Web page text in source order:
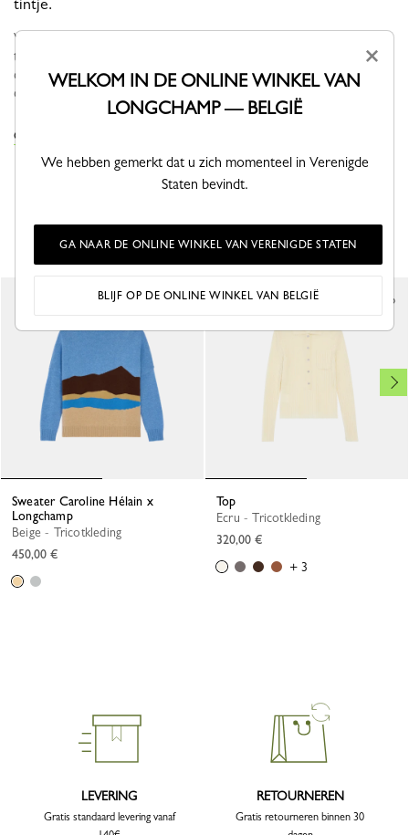
tintje.
Voor de herfst-wintercollectie 2026 vergezelt Longchamp ready-
to-wear een vrouw die op zoek is naar zingeving en beweging. In
de herfst is het model nomadisch en functioneel, gedefinieerd
door vl...
OM DE COLLECTIE TOPS & BLOUSES TE ZIEN
DIT VIND JE MISSCHIEN OOK LEUK
Sweater Caroline Hélain x
Longchamp
Beige - Tricotkleding
450,00 €
Top
Ecru - Tricotkleding
320,00 €
+ 3
LEVERING
Gratis standaard levering vanaf
RETOURNEREN
Gratis retourneren binnen 30
×
WELKOM IN DE ONLINE WINKEL VAN
LONGCHAMP — BELGIË
We hebben gemerkt dat u zich momenteel in Verenigde
Staten bevindt.
GA NAAR DE ONLINE WINKEL VAN VERENIGDE STATEN
BLIJF OP DE ONLINE WINKEL VAN BELGIË